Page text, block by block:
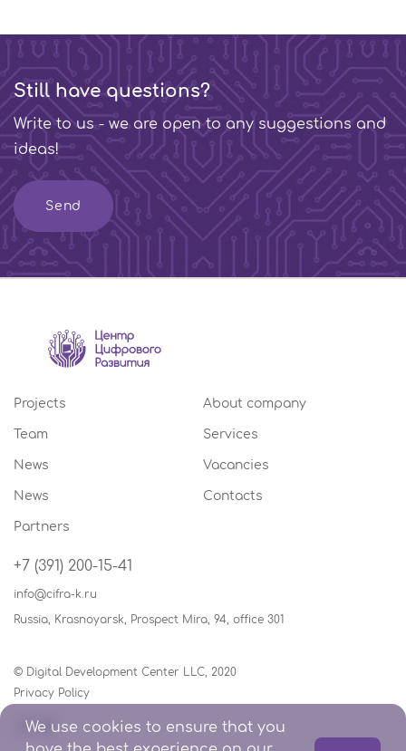
Still have questions?
Write to us - we are open to any suggestions and
ideas!
Send
Projects About company
Team Services
News Vacancies
News Contacts
Partners
+7 (391) 200-15-41
info@cifra-k.ru
Russia, Krasnoyarsk, Prospect Mira, 94, office 301
© Digital Development Center LLC, 2020
Privacy Policy
We use cookies to ensure that you